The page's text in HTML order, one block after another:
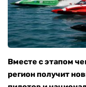
Вместе с этапом
регион получит